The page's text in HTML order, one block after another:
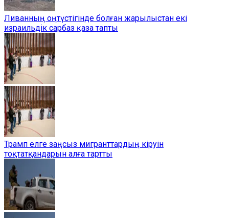
Ливанның оңтүстігінде болған жарылыстан екі
израильдік сарбаз қаза тапты
Трамп елге заңсыз мигранттардың кіруін
тоқтатқандарын алға тартты